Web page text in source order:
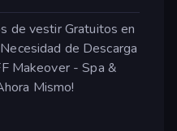
de vestir Gratuitos en
de Descarga
Makeover - Spa &
Mismo!